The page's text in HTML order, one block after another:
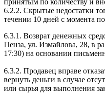
6.2.2. Скрытые недостатки
течении 10 дней с момента
6.3.1. Возврат денежных
Пенза, ул. Измайлова, 28, в
17:30) на основании
6.3.2. Продавец вправе
вернуть деньги в случае
или сырья для выполнения